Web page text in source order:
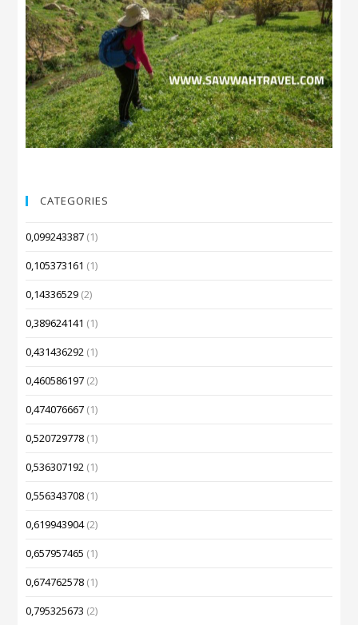
CATEGORIES
0,099243387 (1)
0,105373161 (1)
0,14336529 (2)
0,389624141 (1)
0,431436292 (1)
0,460586197 (2)
0,474076667 (1)
0,520729778 (1)
0,536307192 (1)
0,556343708 (1)
0,619943904(2)
0,657957465 (1)
0,674762578 (1)
0,795325673 (2)